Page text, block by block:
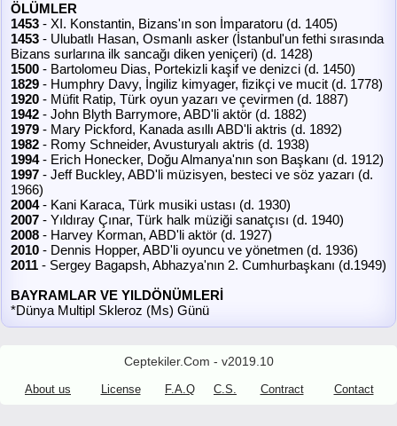
ÖLÜMLER
1453 - XI. Konstantin, Bizans'ın son İmparatoru (d. 1405)
1453 - Ulubatlı Hasan, Osmanlı asker (İstanbul'un fethi sırasında
Bizans surlarına ilk sancağı diken yeniçeri) (d. 1428)
1500 - Bartolomeu Dias, Portekizli kaşif ve denizci (d. 1450)
1829 - Humphry Davy, İngiliz kimyager, fizikçi ve mucit (d. 1778)
1920 - Müfit Ratip, Türk oyun yazarı ve çevirmen (d. 1887)
1942 - John Blyth Barrymore, ABD'li aktör (d. 1882)
1979 - Mary Pickford, Kanada asıllı ABD'li aktris (d. 1892)
1982 - Romy Schneider, Avusturyalı aktris (d. 1938)
1994- Erich Honecker, Doğu Almanya'nın son Başkanı (d. 1912)
1997 - Jeff Buckley, ABD'li müzisyen, besteci ve söz yazarı (d.
1966)
2004- Kani Karaca, Türk musiki ustası (d. 1930)
2007 - Yıldıray Çınar, Türk halk müziği sanatçısı (d. 1940)
2008 - Harvey Korman, ABD'li aktör (d. 1927)
2010 - Dennis Hopper, ABD'li oyuncu ve yönetmen (d. 1936)
2011 - Sergey Bagapsh, Abhazya'nın 2. Cumhurbaşkanı (d.1949)
BAYRAMLAR VE YILDÖNÜMLERİ
*Dünya Multipl Skleroz (Ms) Günü
Ceptekiler.Com - v2019.10
About us License F.A.Q C.S. Contract Contact